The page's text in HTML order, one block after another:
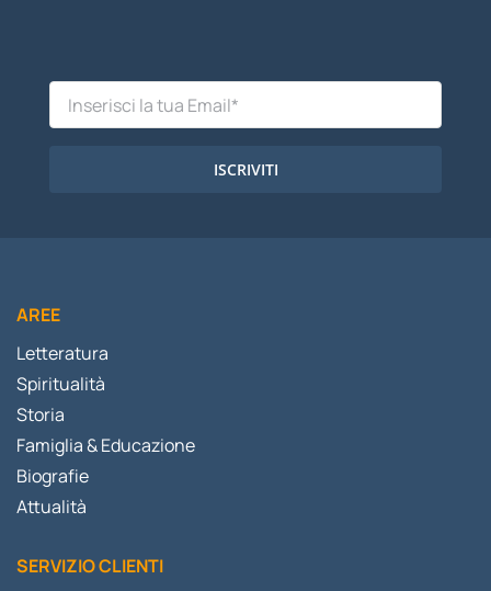
ISCRIVITI
AREE
Letteratura
Spiritualità
Storia
Famiglia & Educazione
Biografie
Attualità
SERVIZIO CLIENTI